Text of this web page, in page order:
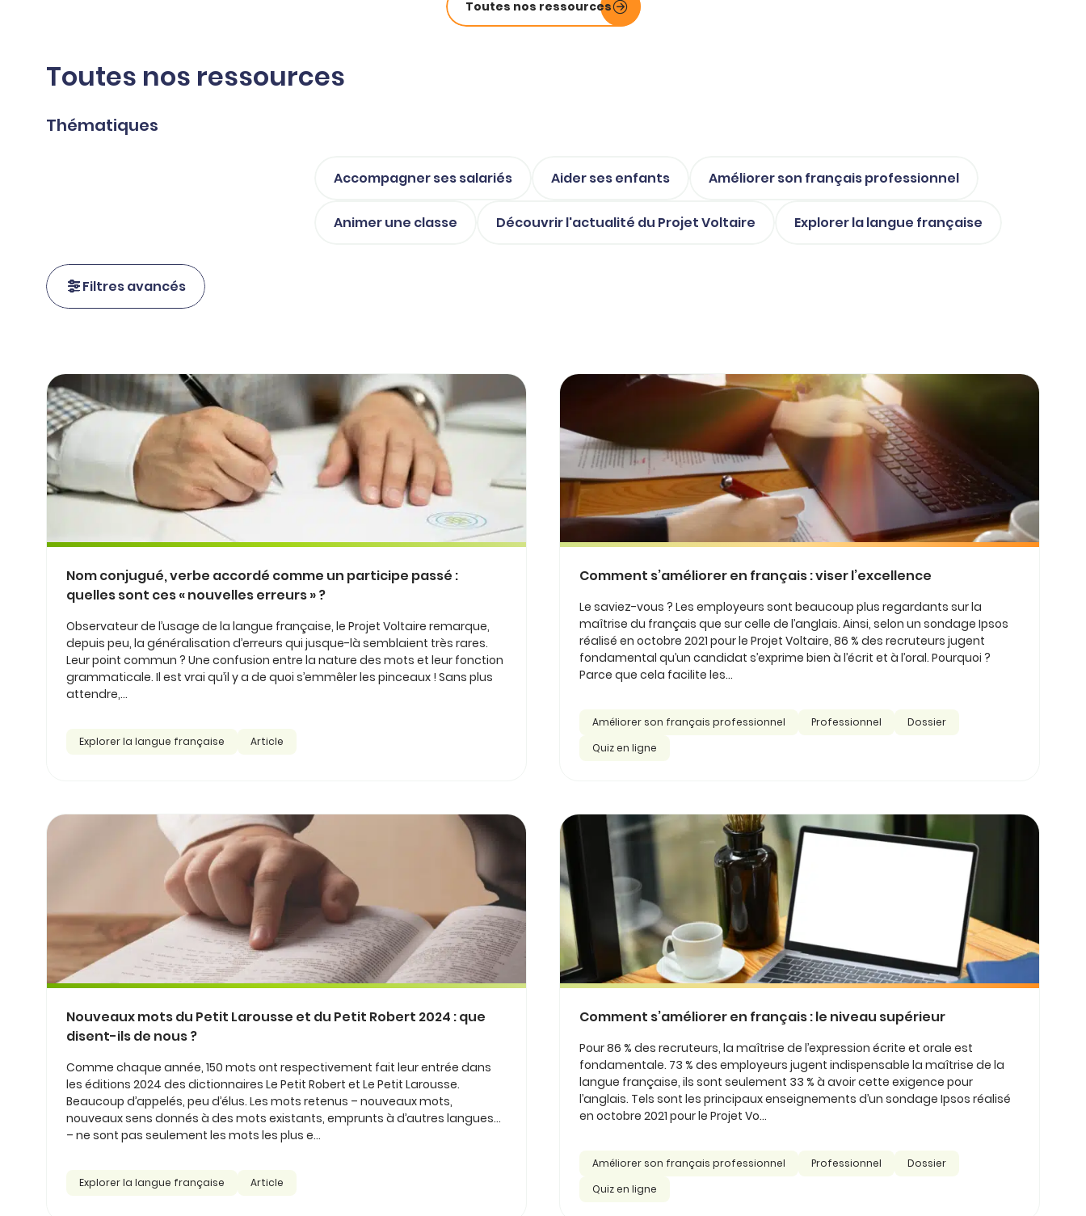
Toutes nos ressources
Toutes nos ressources
Thématiques
Accompagner ses salariés Aider ses enfants Améliorer son français professionnel
Animer une classe Découvrir l'actualité du Projet Voltaire Explorer la langue française
Filtres avancés
Nom conjugué, verbe accordé comme un participe passé :
quelles sont ces « nouvelles erreurs » ?
Observateur de l’usage de la langue française, le Projet Voltaire remarque,
depuis peu, la généralisation d’erreurs qui jusque-là semblaient très rares.
Leur point commun ? Une confusion entre la nature des mots et leur fonction
grammaticale. Il est vrai qu’il y a de quoi s’emmêler les pinceaux ! Sans plus
attendre,...
Explorer la langue française Article
Comment s’améliorer en français : viser l’excellence
Le saviez-vous ? Les employeurs sont beaucoup plus regardants sur la
maîtrise du français que sur celle de l’anglais. Ainsi, selon un sondage Ipsos
réalisé en octobre 2021 pour le Projet Voltaire, 86 % des recruteurs jugent
fondamental qu’un candidat s’exprime bien à l’écrit et à l’oral. Pourquoi ?
Parce que cela facilite les...
Améliorer son français professionnel Professionnel
Dossier
Quiz en ligne
Nouveaux mots du Petit Larousse et du Petit Robert 2024 : que
disent-ils de nous ?
Comme chaque année, 150 mots ont respectivement fait leur entrée dans
les éditions 2024 des dictionnaires Le Petit Robert et Le Petit Larousse.
Beaucoup d’appelés, peu d’élus. Les mots retenus – nouveaux mots,
nouveaux sens donnés à des mots existants, emprunts à d’autres langues...
– ne sont pas seulement les mots les plus e...
Explorer la langue française Article
Comment s’améliorer en français : le niveau supérieur
Pour 86 % des recruteurs, la maîtrise de l’expression écrite et orale est
fondamentale. 73 % des employeurs jugent indispensable la maîtrise de la
langue française, ils sont seulement 33 % à avoir cette exigence pour
l’anglais. Tels sont les principaux enseignements d’un sondage Ipsos réalisé
en octobre 2021 pour le Projet Vo...
Améliorer son français professionnel Professionnel
Dossier
Quiz en ligne